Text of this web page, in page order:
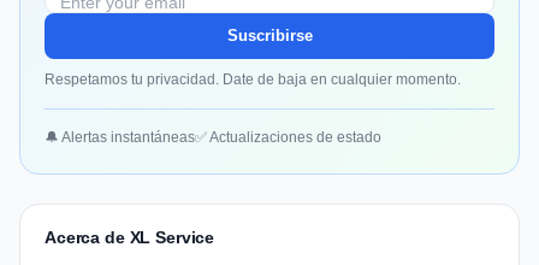
Suscribirse
Respetamos tu privacidad. Date de baja en cualquier momento.
🔔 Alertas instantáneas✅ Actualizaciones de estado
Acerca de XL Service